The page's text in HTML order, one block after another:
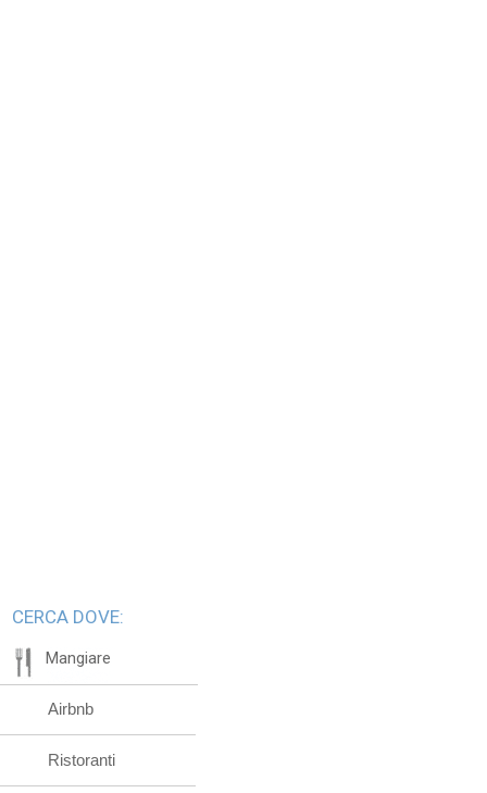
CERCA DOVE:
Mangiare
Airbnb
Ristoranti